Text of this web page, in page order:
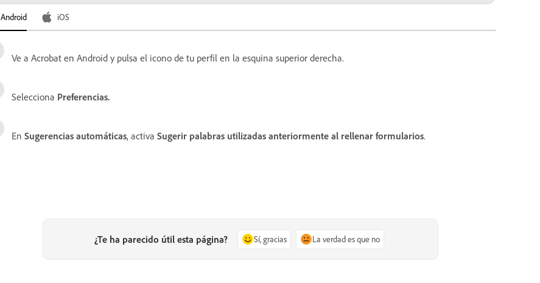
Android iOS
Ve a Acrobat en Android y pulsa el icono de tu perfil en la esquina superior derecha.
Selecciona Preferencias.
En Sugerencias automáticas, activa Sugerir palabras utilizadas anteriormente al rellenar formularios.
¿Te ha parecido útil esta página? Sí, gracias La verdad es que no